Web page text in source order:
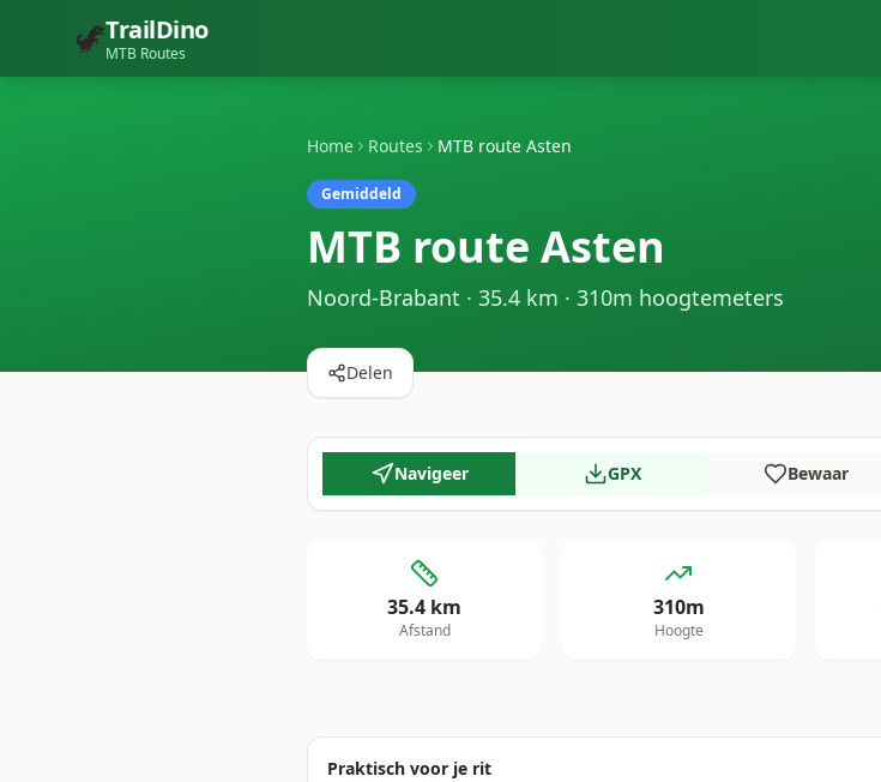
🦖TrailDino
MTB Routes
Home Routes MTB route Asten
Gemiddeld
MTB route Asten
Noord-Brabant · 35.4 km · 310m hoogtemeters
Delen
Navigeer GPX Bewaar
35.4 km
Afstand
310m
Hoogte
Praktisch voor je rit